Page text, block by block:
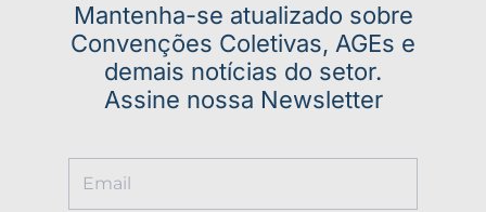
Mantenha-se atualizado sobre
Convenções Coletivas, AGEs e
demais notícias do setor.
Assine nossa Newsletter